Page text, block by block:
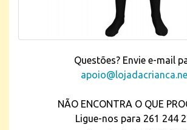
Questões? Envie e-mail
NÃO ENCONTRA O QUE
Ligue-nos para 261 244